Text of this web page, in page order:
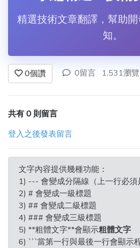
精選技術文章翻譯，幫助
知。
0個讚 0留言 1,531瀏覽
共有 0 則留言
登入之後發表留言
文字內容提供幾種功能：
1) --- 會變成分隔線（上一行必須
2) # 會變成一級標題
3) ## 會變成二級標題
4) ### 會變成三級標題
5) **粗體文字**會顯示粗體文字
6) ```當第一行與最後一行會顯示